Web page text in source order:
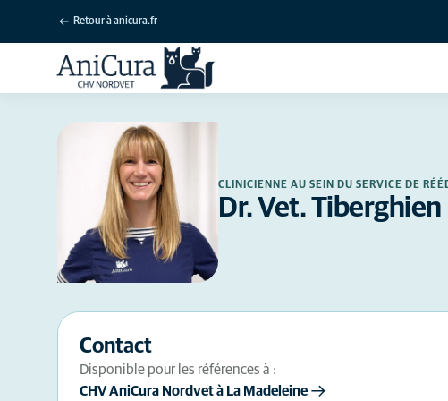
Retour à anicura.fr
CLINICIENNE AU SEIN DU SERVICE DE
Dr. Vet. Tiberghien
Contact
Disponible pour les références à :
CHV AniCura Nordvet à La Madeleine